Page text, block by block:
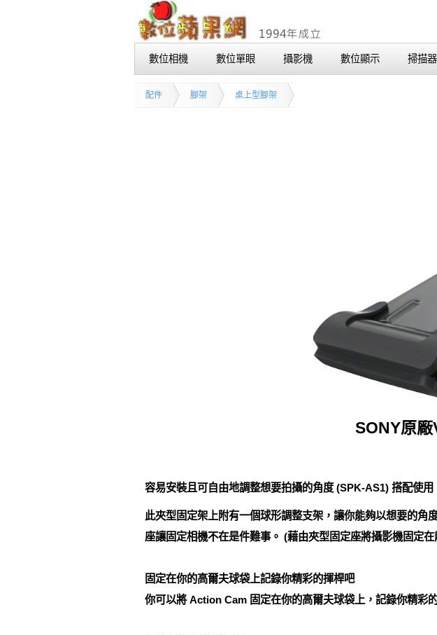
數位相機 數位單眼 攝影機 數位顯示 掃描器
配件 腳架 桌上型腳架
SONY原
容易安裝且可自由地調整想要拍攝的角度 (SPK-AS1) 搭配使用
此夾型固定架上附有一個球形調整支架，讓你能夠以想要的
座讓固定相機不在是件難事。 (藉由夾型固定座將攝影機固定
固定在你的高爾夫球袋上記錄你精彩的揮桿吧
你可以將 Action Cam 固定在你的高爾夫球袋上，記錄你精彩